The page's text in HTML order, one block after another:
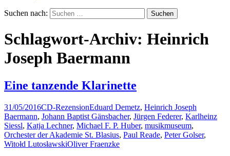
Suchen nach:
Schlagwort-Archiv: Heinrich
Joseph Baermann
Eine tanzende Klarinette
31/05/2016CD-RezensionEduard Demetz, Heinrich Joseph
Baermann, Johann Baptist Gänsbacher, Jürgen Federer, Karlheinz
Siessl, Katja Lechner, Michael F. P. Huber, musikmuseum,
Orchester der Akademie St. Blasius, Paul Reade, Peter Golser,
Witołd LutosławskiOliver Fraenzke